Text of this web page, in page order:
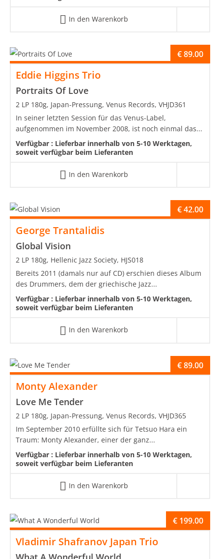
In den Warenkorb
Eddie Higgins Trio
Portraits Of Love
€89.00
2 LP 180g, Japan-Pressung, Venus Records, VHJD361
In seiner letzten Session für das Venus-Label,
aufgenommen im November 2008, ist noch einmal das...
Verfügbar : Lieferbar innerhalb von 5-10 Werktagen,
soweit verfügbar beim Lieferanten
In den Warenkorb
George Trantalidis
Global Vision
€42.00
2 LP 180g, Hellenic Jazz Society, HJS018
Bereits 2011 (damals nur auf CD) erschien dieses Album
des Drummers, dem der griechische Jazz...
Verfügbar : Lieferbar innerhalb von 5-10 Werktagen,
soweit verfügbar beim Lieferanten
In den Warenkorb
Monty Alexander
Love Me Tender
€89.00
2 LP 180g, Japan-Pressung, Venus Records, VHJD365
Im September 2010 erfüllte sich für Tetsuo Hara ein
Traum: Monty Alexander, einer der ganz...
Verfügbar : Lieferbar innerhalb von 5-10 Werktagen,
soweit verfügbar beim Lieferanten
In den Warenkorb
Vladimir Shafranov Japan Trio
€ 199.00